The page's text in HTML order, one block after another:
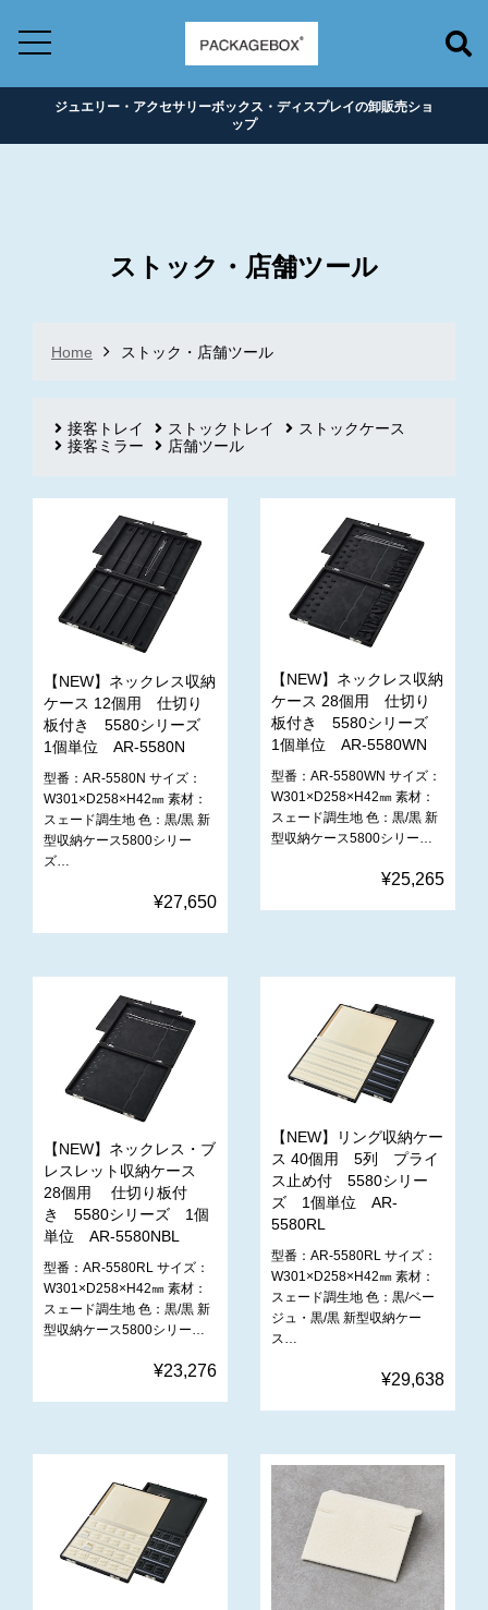
ジュエリー・アクセサリーボックス・ディスプレイの卸販売ショ
ップ
ストック・店舗ツール
Home ストック・店舗ツール
接客トレイ ストックトレイ
ストックケース
接客ミラー
店舗ツール
【NEW】ネックレス収納
ケース 12個用 仕切り
板付き 5580シリーズ
1個単位 AR-5580N
型番：AR-5580N サイズ：
W301×D258×H42㎜ 素材：
スェード調生地 色：黒/黒 新
型収納ケース5800シリー
ズ…
¥27,650
【NEW】ネックレス収納
ケース 28個用 仕切り
板付き 5580シリーズ
1個単位 AR-5580WN
型番：AR-5580WN サイズ：
W301×D258×H42㎜ 素材：
スェード調生地 色：黒/黒 新
型収納ケース5800シリー…
¥25,265
【NEW】ネックレス・ブ
レスレット収納ケース
28個用 仕切り板付
き 5580シリーズ 1個
単位 AR-5580NBL
型番：AR-5580RL サイズ：
W301×D258×H42㎜ 素材：
スェード調生地 色：黒/黒 新
型収納ケース5800シリー…
¥23,276
【NEW】リング収納ケー
ス 40個用 5列 プライ
ス止め付 5580シリー
ズ 1個単位 AR-
5580RL
型番：AR-5580RL サイズ：
W301×D258×H42㎜ 素材：
スェード調生地 色：黒/ベー
ジュ・黒/黒 新型収納ケー
ス…
¥29,638